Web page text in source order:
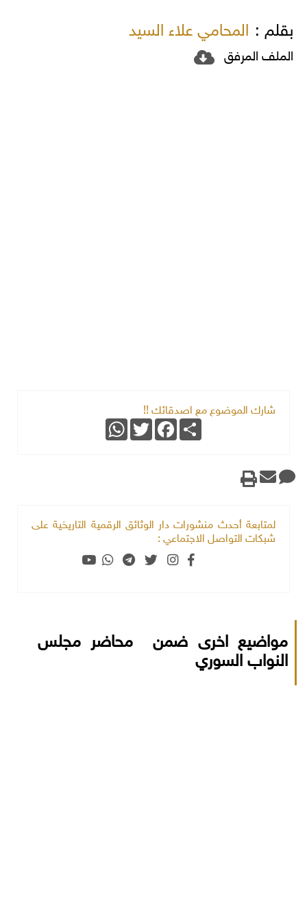
بقلم : المحامي علاء السيد
الملف المرفق
شارك الموضوع مع اصدقائك !!
Share
Facebook
Twitter
WhatsApp
لمتابعة أحدث منشورات دار الوثائق الرقمية التاريخية على
شبكات التواصل الاجتماعي :
مواضيع اخرى ضمن محاضر مجلس
النواب السوري